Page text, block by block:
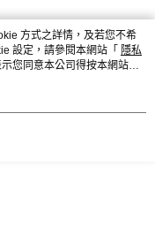
方式之詳情，及若您不希
設定，請參閱本網站「 隱私
您同意本公司得按本網站使